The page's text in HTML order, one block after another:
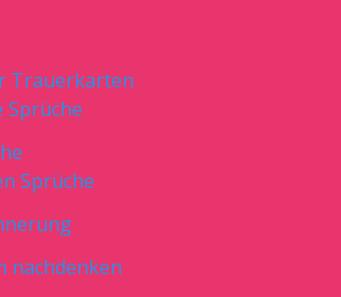
Trauerkarten
Sprüche
Sprüche
nachdenken